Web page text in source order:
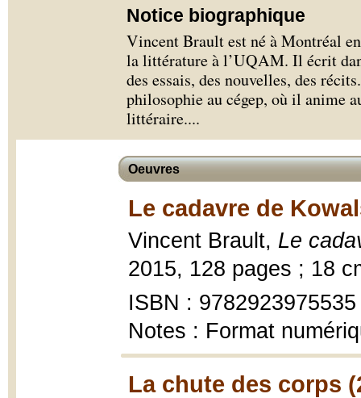
Notice biographique
Vincent Brault est né à Montréal
la littérature à l’UQAM. Il écrit
des essais, des nouvelles, des
philosophie au cégep, où il anime
littéraire....
Oeuvres
Le cadavre de
Vincent Brault, Le
2015, 128 pages ; 18
ISBN : 9782923975535
Notes : Format
La chute des corps